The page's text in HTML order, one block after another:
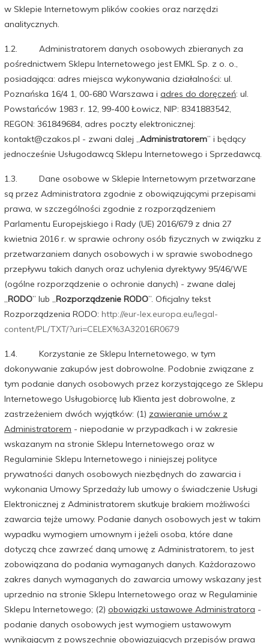
w Sklepie Internetowym plików cookies oraz narzędzi
analitycznych.
1.2. Administratorem danych osobowych zbieranych za
pośrednictwem Sklepu Internetowego jest EMKL Sp. z o. o.,
posiadająca: adres miejsca wykonywania działalności: ul.
Poznańska 16/4 1, 00-680 Warszawa i adres do doręczeń: ul.
Powstańców 1983 r. 12, 99-400 Łowicz, NIP: 8341883542,
REGON: 361849684, adres poczty elektronicznej:
kontakt@czakos.pl - zwani dalej „Administratorem” i będący
jednocześnie Usługodawcą Sklepu Internetowego i Sprzedawcą.
1.3. Dane osobowe w Sklepie Internetowym przetwarzane
są przez Administratora zgodnie z obowiązującymi przepisami
prawa, w szczególności zgodnie z rozporządzeniem
Parlamentu Europejskiego i Rady (UE) 2016/679 z dnia 27
kwietnia 2016 r. w sprawie ochrony osób fizycznych w związku z
przetwarzaniem danych osobowych i w sprawie swobodnego
przepływu takich danych oraz uchylenia dyrektywy 95/46/WE
(ogólne rozporządzenie o ochronie danych) - zwane dalej
„RODO” lub „Rozporządzenie RODO”. Oficjalny tekst
Rozporządzenia RODO: http://eur-lex.europa.eu/legal-
content/PL/TXT/?uri=CELEX%3A32016R0679
1.4. Korzystanie ze Sklepu Internetowego, w tym
dokonywanie zakupów jest dobrowolne. Podobnie związane z
tym podanie danych osobowych przez korzystającego ze Sklepu
Internetowego Usługobiorcę lub Klienta jest dobrowolne, z
zastrzeżeniem dwóch wyjątków: (1) zawieranie umów z
Administratorem - niepodanie w przypadkach i w zakresie
wskazanym na stronie Sklepu Internetowego oraz w
Regulaminie Sklepu Internetowego i niniejszej polityce
prywatności danych osobowych niezbędnych do zawarcia i
wykonania Umowy Sprzedaży lub umowy o świadczenie Usługi
Elektronicznej z Administratorem skutkuje brakiem możliwości
zawarcia tejże umowy. Podanie danych osobowych jest w takim
wypadku wymogiem umownym i jeżeli osoba, które dane
dotyczą chce zawrzeć daną umowę z Administratorem, to jest
zobowiązana do podania wymaganych danych. Każdorazowo
zakres danych wymaganych do zawarcia umowy wskazany jest
uprzednio na stronie Sklepu Internetowego oraz w Regulaminie
Sklepu Internetowego; (2) obowiązki ustawowe Administratora -
podanie danych osobowych jest wymogiem ustawowym
wynikającym z powszechnie obowiązujących przepisów prawa